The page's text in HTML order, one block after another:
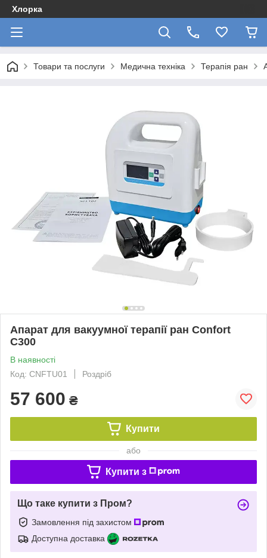
Хлорка
Товари та послуги Медична техніка Терапія ран
Апарат для вакуумної терапії ран Confort
C300
В наявності
Код: CNFTU01
Роздріб
57 600 ₴
Купити
або
Купити з
Що таке купити з Пром?
Замовлення під захистом
Доступна доставка